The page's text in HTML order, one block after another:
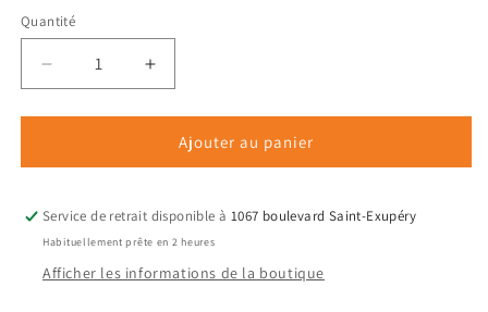
Quantité
Quantité
Réduire
la
quantité
Coque
nylon
de
Oleo-
Augmenter
la
quantité
Coque
nylon
Oleo-
Ajouter au panier
Service de retrait disponible à 1067 boulevard Saint-Exupéry
Habituellement prête en 2 heures
Afficher les informations de la boutique